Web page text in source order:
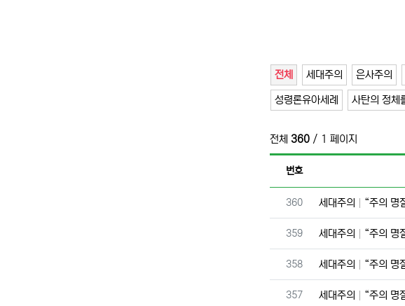
전체 세대주의 은사주의
성령론유아세례 사탄의 정체
전체 360 / 1 페이지
번호
번호
360 세대주의 “주의 명
번호
359 세대주의 “주의 명
번호
358 세대주의 “주의 명
번호
357 세대주의 “주의 명